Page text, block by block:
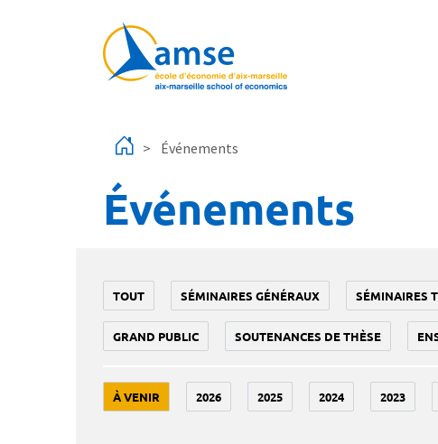
Événements
Événements
TOUT SÉMINAIRES GÉNÉRAUX SÉMINAIRES
GRAND PUBLIC SOUTENANCES DE THÈSE
À VENIR 2026 2025 2024 2023